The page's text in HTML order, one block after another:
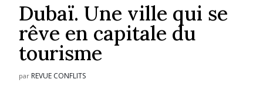
Dubaï. Une ville qui se
rêve en capitale du
tourisme
par REVUE CONFLITS